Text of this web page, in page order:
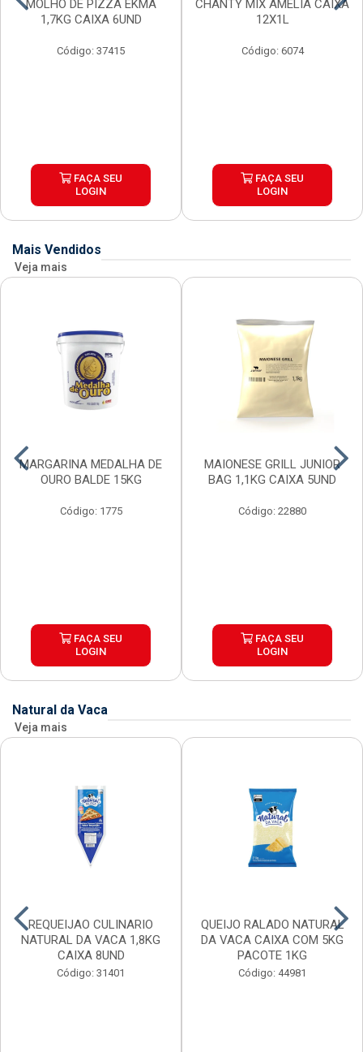
MOLHO DE PIZZA EKMA
1,7KG CAIXA 6UND
Código: 37415
FAÇA SEU
LOGIN
CHANTY MIX AMELIA CAIXA
12X1L
Código: 6074
FAÇA SEU
LOGIN
Mais Vendidos
Veja mais
MARGARINA MEDALHA DE
OURO BALDE 15KG
Código: 1775
FAÇA SEU
LOGIN
MAIONESE GRILL JUNIOR
BAG 1,1KG CAIXA 5UND
Código: 22880
FAÇA SEU
LOGIN
Natural da Vaca
Veja mais
REQUEIJAO CULINARIO
NATURAL DA VACA 1,8KG
CAIXA 8UND
Código: 31401
QUEIJO RALADO NATURAL
DA VACA CAIXA COM 5KG
PACOTE 1KG
Código: 44981